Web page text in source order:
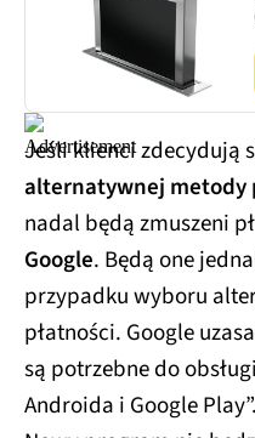
Jeśli klienci zdecydują
alternatywnej metody
nadal będą zmuszeni
Google. Będą one
przypadku wyboru
płatności. Google
są potrzebne do
Androida i Google Play”.